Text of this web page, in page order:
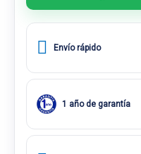
Envío rápido
1 año de garantía